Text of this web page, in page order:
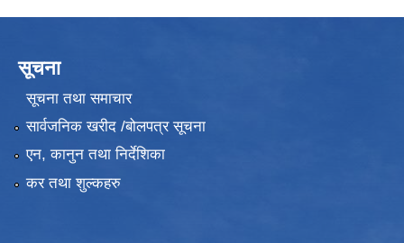
सूचना
सूचना तथा समाचार
सार्वजनिक खरीद /बोलपत्र सूचना
एन, कानुन तथा निर्देशिका
कर तथा शुल्कहरु